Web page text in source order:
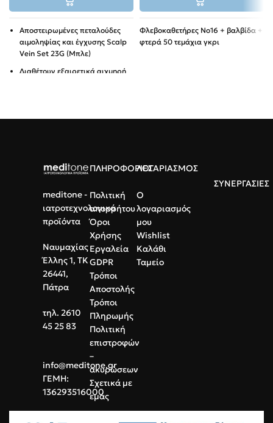
Αποστειρωμένες πεταλούδες
αιμοληψίας και έγχυσης Scalp
Vein Set 23G (Μπλε)
Διαθέτουν εξαιρετικά αιχμηρή
Luer.
Κουτί 100 τεμαχίων.
Φλεβοκαθετήρες Νο16 + βαλβίδα +
φτερά 50 τεμάχια γκρι
meditone -
ιατροτεχνολογικά
προϊόντα
Ναυμαχίας
Έλλης 1, ΤΚ
26441,
Πάτρα
τηλ. 2610
45 25 83
info@meditone.gr
ΓΕΜΗ:
136293516000
ΠΛΗΡΟΦΟΡΙΕΣ
Πολιτική
απορρήτου
Όροι
Χρήσης
Εργαλεία
GDPR
Τρόποι
Αποστολής
Τρόποι
Πληρωμής
Πολιτική
επιστροφών
–
ακυρώσεων
Σχετικά με
εμάς
ΛΟΓΑΡΙΑΣΜΟΣ
Ο
λογαριασμός
μου
Wishlist
Καλάθι
Ταμείο
ΣΥΝΕΡΓΑΣΙΕΣ